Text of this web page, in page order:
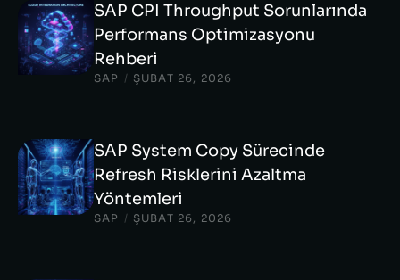
SAP CPI Throughput Sorunlarında
Performans Optimizasyonu
Rehberi
SAP / ŞUBAT 26, 2026
SAP System Copy Sürecinde
Refresh Risklerini Azaltma
Yöntemleri
SAP / ŞUBAT 26, 2026